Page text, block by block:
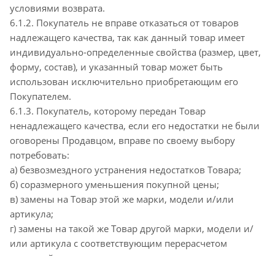
условиями возврата.
6.1.2. Покупатель не вправе отказаться от товаров
надлежащего качества, так как данный товар имеет
индивидуально-определенные свойства (размер, цвет,
форму, состав), и указанный товар может быть
использован исключительно приобретающим его
Покупателем.
6.1.3. Покупатель, которому передан Товар
ненадлежащего качества, если его недостатки не были
оговорены Продавцом, вправе по своему выбору
потребовать:
а) безвозмездного устранения недостатков Товара;
б) соразмерного уменьшения покупной цены;
в) замены на Товар этой же марки, модели и/или
артикула;
г) замены на такой же Товар другой марки, модели и/
или артикула с соответствующим перерасчетом